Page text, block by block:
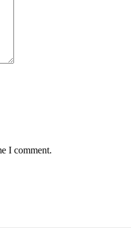
I comment.